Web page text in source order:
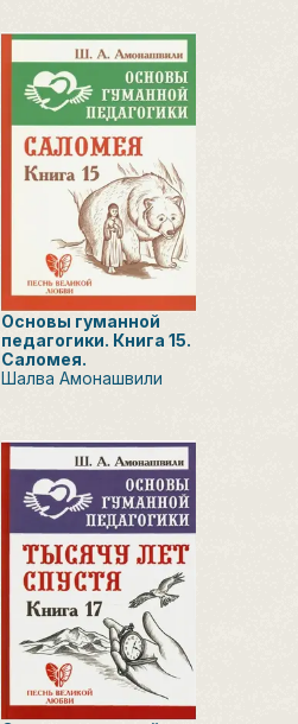
Основы гуманной
педагогики. Книга 15.
Саломея.
Шалва Амонашвили